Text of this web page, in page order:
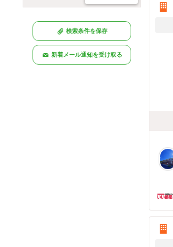
検索条件を保存
新着メール通知を受け取る